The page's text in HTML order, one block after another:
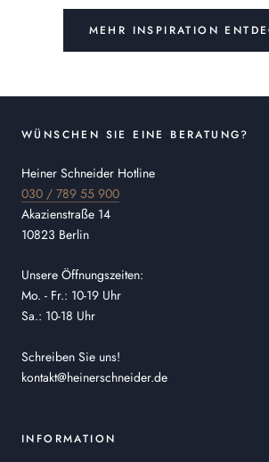
MEHR INSPIRATION
WÜNSCHEN SIE EINE BERATUNG?
Heiner Schneider Hotline
030 / 789 55 900
Akazienstraße 14
10823 Berlin
Unsere Öffnungszeiten:
Mo. - Fr.: 10-19 Uhr
Sa.: 10-18 Uhr
Schreiben Sie uns!
kontakt@heinerschneider.de
INFORMATION